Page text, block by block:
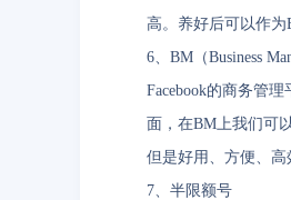
高。养好后可以作为
6、BM（Business
Facebook的商务管
面，在BM上我们可
但是好用、方便、高
7、半限额号